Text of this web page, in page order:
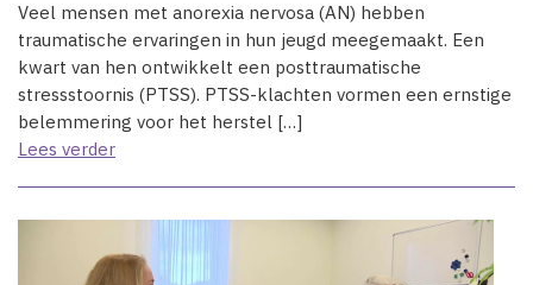
Veel mensen met anorexia nervosa (AN) hebben
traumatische ervaringen in hun jeugd meegemaakt. Een
kwart van hen ontwikkelt een posttraumatische
stressstoornis (PTSS). PTSS-klachten vormen een ernstige
belemmering voor het herstel […]
Lees verder